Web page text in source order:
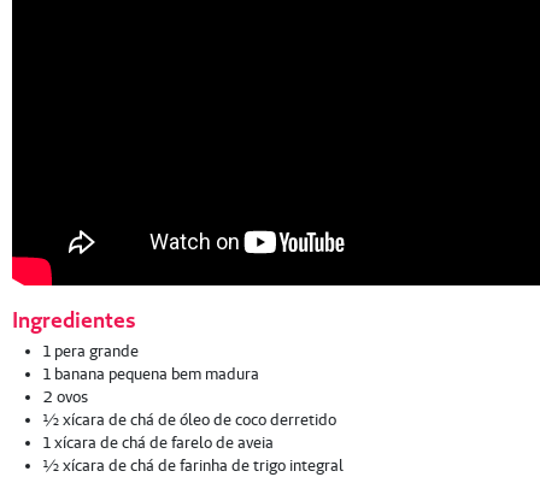
Ingredientes
1 pera grande
1 banana pequena bem madura
2 ovos
½ xícara de chá de óleo de coco derretido
1 xícara de chá de farelo de aveia
½ xícara de chá de farinha de trigo integral